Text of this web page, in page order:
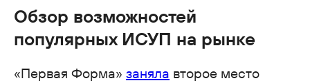
Обзор возможностей
популярных ИСУП на рынке
«Первая Форма» заняла второе место